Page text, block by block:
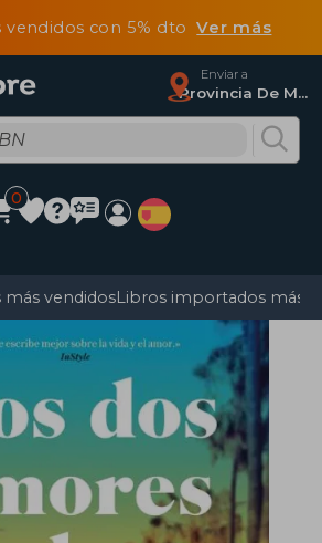
vendidos con 5% dtoVer más
Enviar a
Provincia De Madrid
0
más vendidosLibros importados más